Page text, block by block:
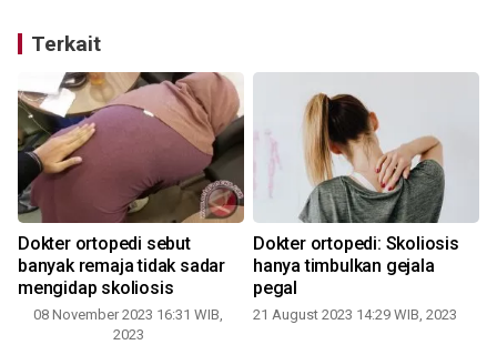
Terkait
Dokter ortopedi sebut
banyak remaja tidak sadar
mengidap skoliosis
08 November 2023 16:31 WIB,
2023
Dokter ortopedi: Skoliosis
hanya timbulkan gejala
pegal
21 August 2023 14:29 WIB, 2023